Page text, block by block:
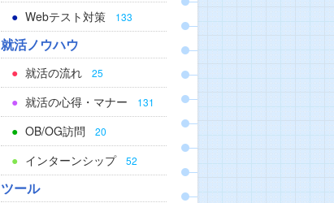
Webテスト対策 133
就活ノウハウ
就活の流れ 25
就活の心得・マナー 131
OB/OG訪問 20
インターンシップ 52
ツール